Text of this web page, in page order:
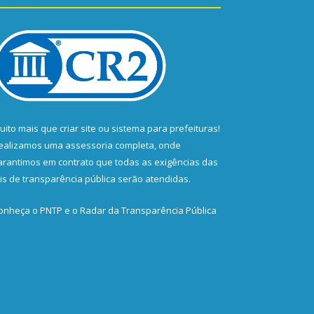
mais que criar site ou sistema para prefeituras!
uma assessoria completa, onde
em contrato que todas as exigências das
de transparência pública serão atendidas.
o PNTP e o Radar da Transparência Pública